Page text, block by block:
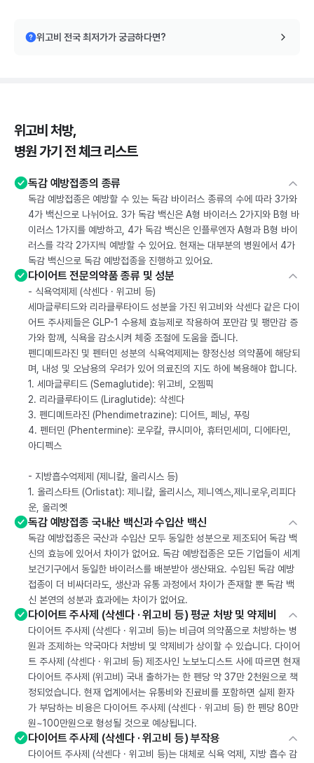
위고비 전국 최저가가 궁금하다면?
위고비 처방,
병원 가기 전 체크 리스트
독감 예방접종의 종류
독감 예방접종은 예방할 수 있는 독감 바이러스 종류의 수에 따라 3가와
4가 백신으로 나뉘어요. 3가 독감 백신은 A형 바이러스 2가지와 B형 바
이러스 1가지를 예방하고, 4가 독감 백신은 인플루엔자 A형과 B형 바이
러스를 각각 2가지씩 예방할 수 있어요. 현재는 대부분의 병원에서 4가
독감 백신으로 독감 예방접종을 진행하고 있어요.
다이어트 전문의약품 종류 및 성분
- 식욕억제제 (삭센다 · 위고비 등)
세마글루티드와 리라클루타이드 성분을 가진 위고비와 삭센다 같은 다이
어트 주사제들은 GLP-1 수용체 효능제로 작용하여 포만감 및 팽만감 증
가와 함께, 식욕을 감소시켜 체중 조절에 도움을 줍니다.
펜디메트라진 및 펜터민 성분의 식욕억제제는 향정신성 의약품에 해당되
며, 내성 및 오남용의 우려가 있어 의료진의 지도 하에 복용해야 합니다.
1. 세마글루티드 (Semaglutide): 위고비, 오젬픽
2. 리라클루타이드 (Liraglutide): 삭센다
3. 펜디메트라진 (Phendimetrazine): 디어트, 페닝, 푸링
4. 펜터민 (Phentermine): 로우칼, 큐시미아, 휴터민세미, 디에타민,
아디펙스
- 지방흡수억제제 (제니칼, 올리시스 등)
1. 올리스타트 (Orlistat): 제니칼, 올리시스, 제니엑스,제니로우,리피다
운, 올리엣
독감 예방접종 국내산 백신과 수입산 백신
독감 예방접종은 국산과 수입산 모두 동일한 성분으로 제조되어 독감 백
신의 효능에 있어서 차이가 없어요. 독감 예방접종은 모든 기업들이 세계
보건기구에서 동일한 바이러스를 배분받아 생산돼요. 수입된 독감 예방
접종이 더 비싸더라도, 생산과 유통 과정에서 차이가 존재할 뿐 독감 백
신 본연의 성분과 효과에는 차이가 없어요.
다이어트 주사제 (삭센다 · 위고비 등) 평균 처방 및 약제비
다이어트 주사제 (삭센다 · 위고비 등)는 비급여 의약품으로 처방하는 병
원과 조제하는 약국마다 처방비 및 약제비가 상이할 수 있습니다. 다이어
트 주사제 (삭센다 · 위고비 등) 제조사인 노보노디스트 사에 따르면 현재
다이어트 주사제 (위고비) 국내 출하가는 한 펜당 약 37만 2천원으로 책
정되었습니다. 현재 업계에서는 유통비와 진료비를 포함하면 실제 환자
가 부담하는 비용은 다이어트 주사제 (삭센다 · 위고비 등) 한 펜당 80만
원~100만원으로 형성될 것으로 예상됩니다.
다이어트 주사제 (삭센다 · 위고비 등) 부작용
다이어트 주사제 (삭센다 · 위고비 등)는 대체로 식욕 억제, 지방 흡수 감